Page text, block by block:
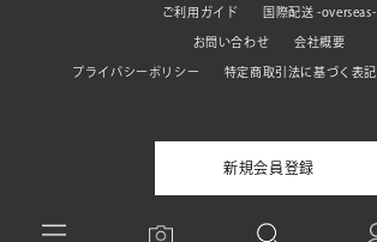
ご利用ガイド 国際配送 -overseas-
お問い合わせ 会社概要
プライバシーポリシー 特定商取引法に基づく表記
新規会員登録